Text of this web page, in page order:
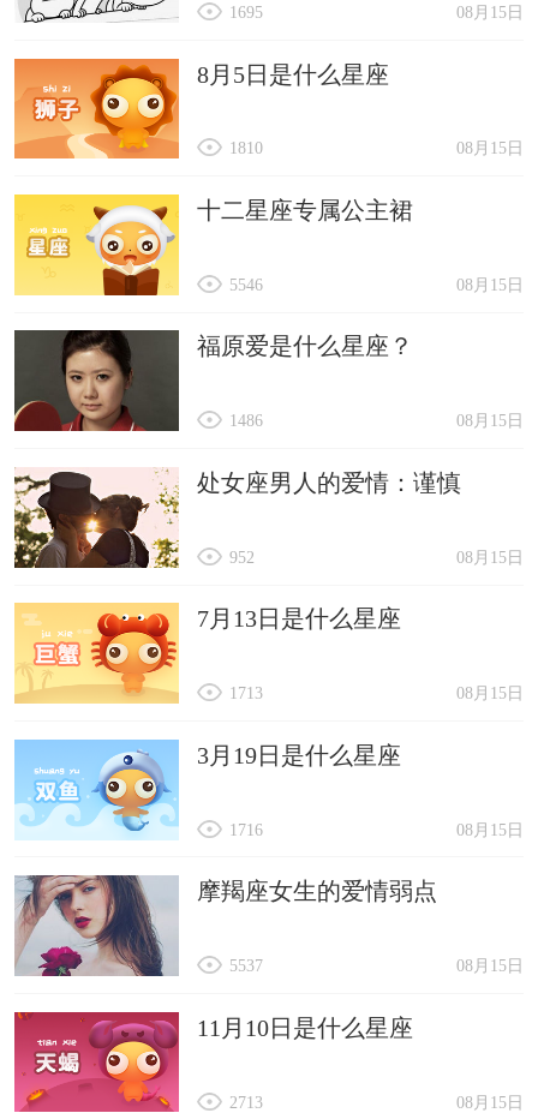
08月15日
1695
8月5日是什么星座
08月15日
1810
十二星座专属公主裙
08月15日
5546
福原爱是什么星座？
08月15日
1486
处女座男人的爱情：谨慎
08月15日
952
7月13日是什么星座
08月15日
1713
3月19日是什么星座
08月15日
1716
摩羯座女生的爱情弱点
08月15日
5537
11月10日是什么星座
08月15日
2713